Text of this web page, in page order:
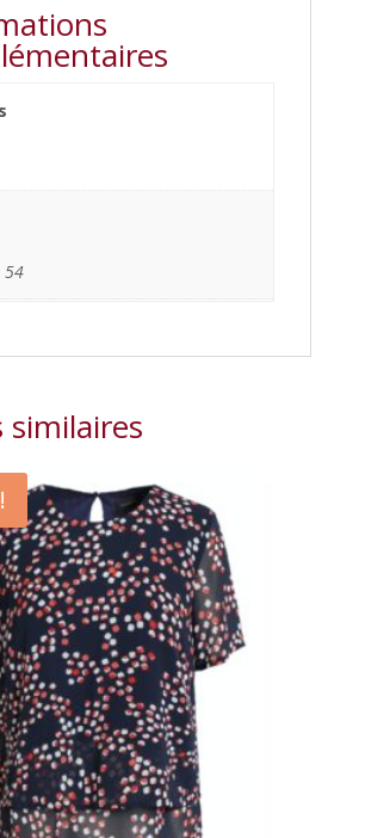
54
similaires